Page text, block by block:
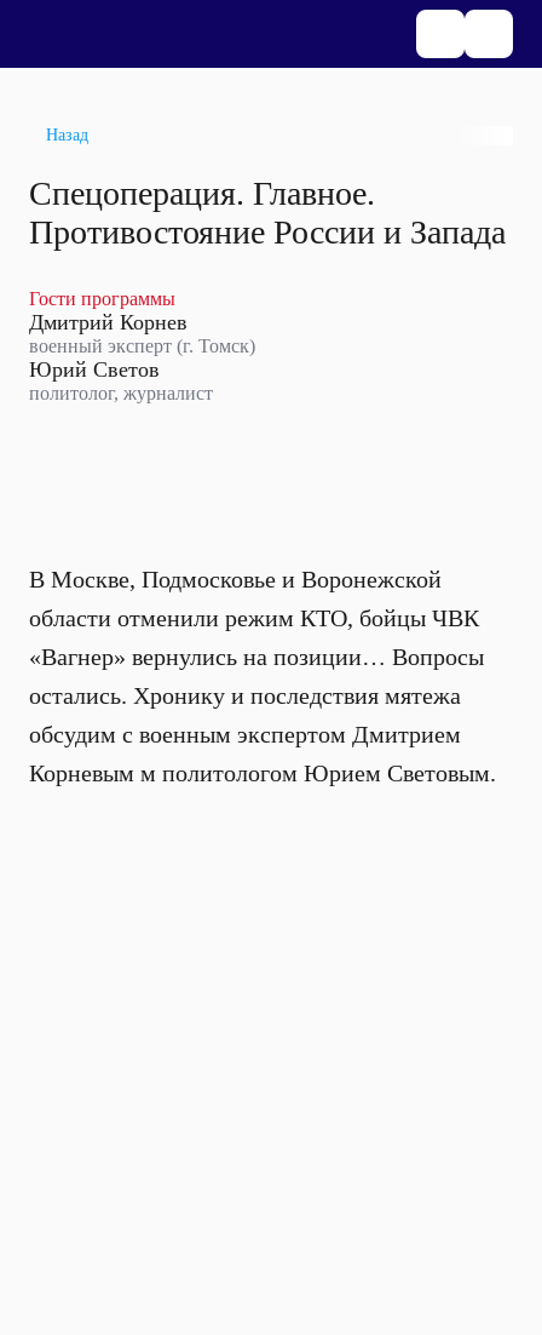
Назад
Спецоперация. Главное.
Противостояние России и Запада
Гости программы
Дмитрий Корнев
военный эксперт (г. Томск)
Юрий Светов
политолог, журналист
В Москве, Подмосковье и Воронежской
области отменили режим КТО, бойцы ЧВК
«Вагнер» вернулись на позиции… Вопросы
остались. Хронику и последствия мятежа
обсудим с военным экспертом Дмитрием
Корневым м политологом Юрием Световым.